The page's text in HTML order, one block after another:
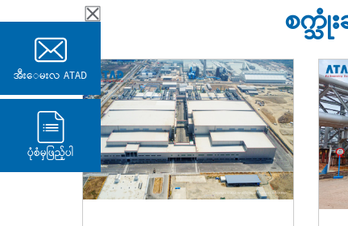
စက္သုံ
အီးေမးလ ATAD
ပုံစံမှဖြည့်ပါ